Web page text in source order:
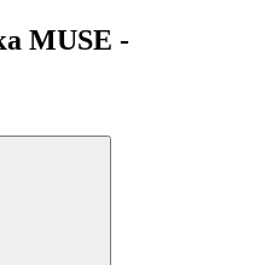
MUSE -